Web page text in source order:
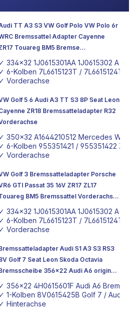
TT A3 S3 VW Golf Polo VW Polo 6r
Bremssattel Adapter Cayenne
Touareg BM5 Bremse
Bremsanlage 334x32
✓ 334x32 1J0615301AA 1J0615302 A
✓ 6-Kolben 7L6615123T / 7L6615124T
✓ Vorderachse
Golf 5 6 Audi A3 TT S3 8P Seat Leon
ZR18 Bremssatteladapter R32
✓ 350x32 A1644210512 Mercedes
✓ 6-Kolben 955351421 / 955351422
✓ Vorderachse
Golf 3 Bremssatteladapter Porsche
GTI Passat 35 16V ZR17 ZL17
BM5 Bremssattel Vorderachse
334x32
✓ 334x32 1J0615301AA 1J0615302 A
✓ 6-Kolben 7L6615123T / 7L6615124T
✓ Vorderachse
Audi S1 A3 S3 RS3
Golf 7 Seat Leon Skoda Octavia
356x22 Audi A6 original
Bremssattel
✓ 356x22 4H0615601F Audi A6
✓ 1-Kolben 8V0615425B Golf 7 / Audi
✓ Hinterachse